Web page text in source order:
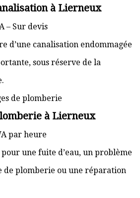
à Lierneux
– Sur devis
d’une canalisation endommagée
sous réserve de la
de plomberie
à Lierneux
par heure
une fuite d’eau, un problème
de plomberie ou une réparation